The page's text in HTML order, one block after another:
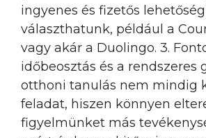
ingyenes és fizetős lehetőség
választhatunk, például a
vagy akár a Duolingo. 3.
időbeosztás és a rendszeres
otthoni tanulás nem mindig
feladat, hiszen könnyen
figyelmünket más